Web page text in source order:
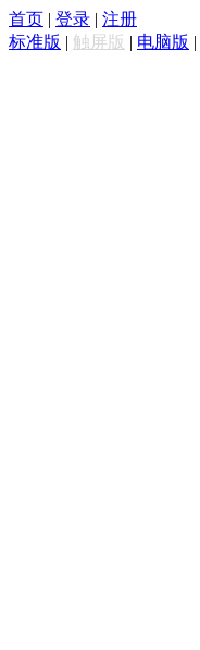
首页 | 登录 | 注册
标准版 | 触屏版 | 电脑版 |